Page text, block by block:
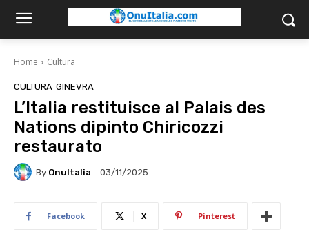
Home Cultura
CULTURA GINEVRA
L’Italia restituisce al Palais des
Nations dipinto Chiricozzi
restaurato
By OnuItalia 03/11/2025
Facebook X Pinterest